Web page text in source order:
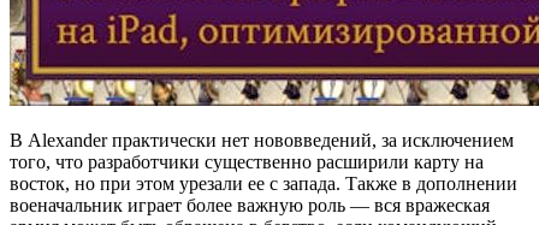
В Alexander практически нет нововведений, за исключением
того, что разработчики существенно расширили карту на
восток, но при этом урезали ее с запада. Также в дополнении
военачальник играет более важную роль — вся вражеская